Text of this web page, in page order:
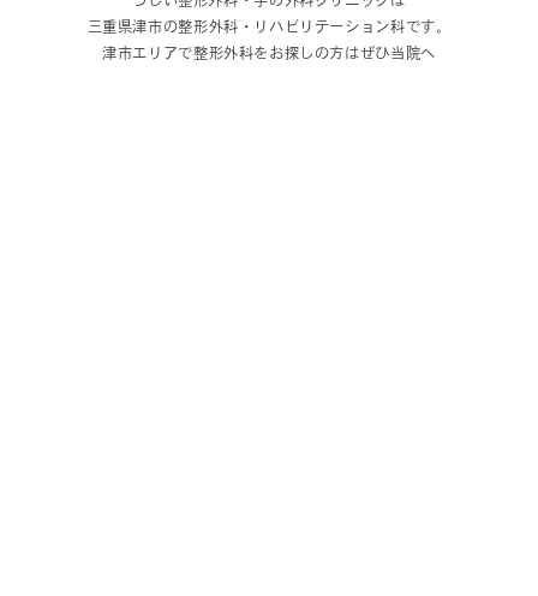
三重県津市の整形外科・リハビリテーション科です。
津市エリアで整形外科をお探しの方はぜひ当院へ